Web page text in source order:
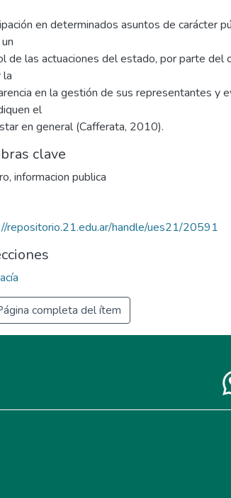
en determinados asuntos de carácter
de las actuaciones del estado, por parte del
la
en la gestión de sus representantes y
el
en general (Cafferata, 2010).
clave
, informacion publica
repositorio.21.edu.ar/handle/ues21/20591
completa del ítem